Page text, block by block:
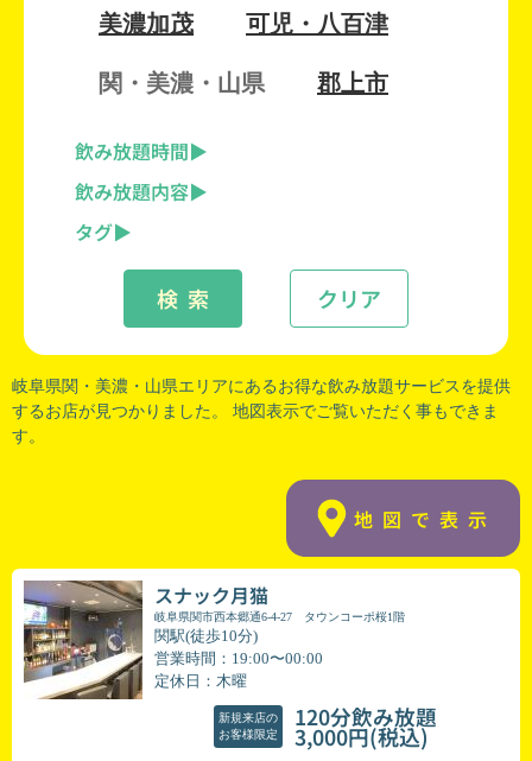
美濃加茂 可児・八百津
関・美濃・山県 郡上市
飲み放題時間
飲み放題内容
タグ
クリア
検 索
岐阜県関 ・ 美濃 ・ 山県エリアにあるお得な飲み放題サービスを提供
するお店が見つかりました。 地図表示でご覧いただく事もできま
す。
地図で表示
スナック月猫
岐阜県関市西本郷通6-4-27 タウンコーポ桜1階
関駅(徒歩10分)
営業時間：19:00〜00:00
定休日：木曜
新規来店の
お客様限定
120分飲み放題
3,000円(税込)